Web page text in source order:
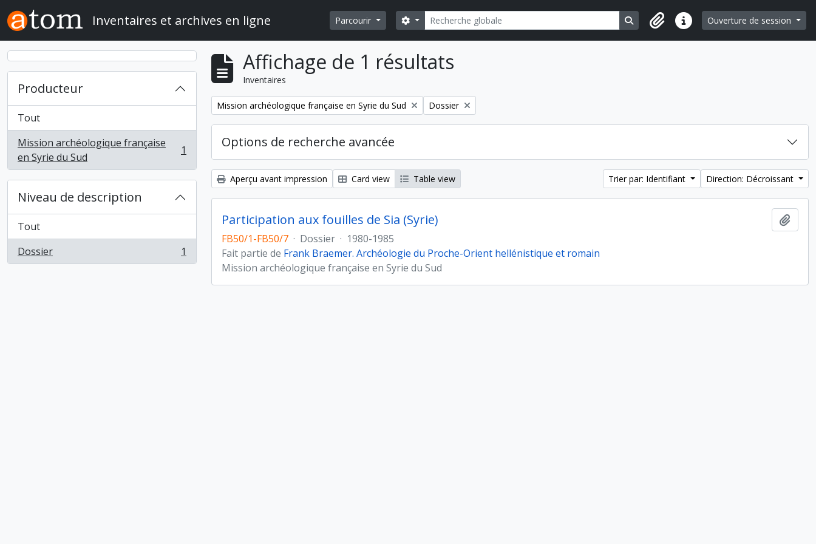
Skip to main content
Inventaires et archives en ligne Parcourir Rechercher
Search options Search in browse page
Liens rapidesOuverture de session
Producteur
Tout
Mission archéologique française
en Syrie du Sud
, 1 résultats 1
Niveau de description
Tout
Dossier
, 1 résultats 1
Affichage de 1 résultats
Inventaires
Remove filter:
Mission archéologique française en Syrie du Sud Remove filter:
Dossier
Options de recherche avancée
Aperçu avant impression Card view Table view Trier par: Identifiant Direction: Décroissant
Participation aux fouilles de Sia (Syrie)
FB50/1-FB50/7 · Dossier · 1980-1985
Fait partie de Frank Braemer. Archéologie du Proche-Orient hellénistique et romain
Mission archéologique française en Syrie du Sud